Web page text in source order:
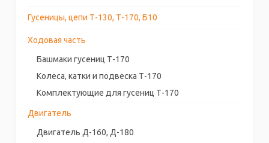
Гусеницы, цепи Т-130, Т-170, Б10
Ходовая часть
Башмаки гусениц Т-170
Колеса, катки и подвеска Т-170
Комплектующие для гусениц Т-170
Двигатель
Двигатель Д-160, Д-180